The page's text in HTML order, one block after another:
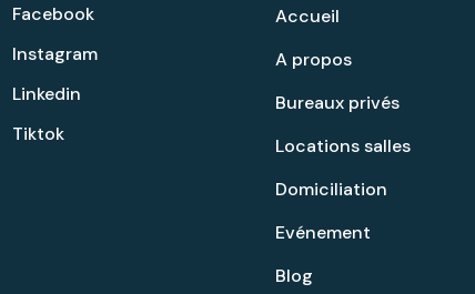
Facebook
Instagram
Linkedin
Tiktok
Accueil
A propos
Bureaux privés
Locations salles
Domiciliation
Evénement
Blog